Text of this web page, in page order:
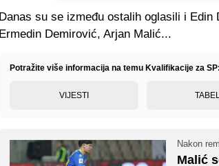
Danas su se između ostalih oglasili i
Ermedin Demirović, Arjan Malić...
Potražite više informacija na temu Kvalifikacije za SP:
VIJESTI
Nakon
Malić